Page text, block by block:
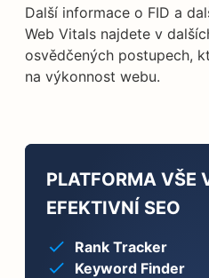
Další informace o FID a
Web Vitals najdete v
osvědčených postupech,
na výkonnost webu.
PLATFORMA VŠE
EFEKTIVNÍ SEO
Rank Tracker
Keyword Finder